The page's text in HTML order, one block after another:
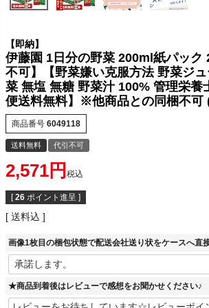
【即納】
伊藤園 1日分の野菜 200ml紙パック
不可】【野菜嫌い克服方法 野菜ジ
菜 無塩 無糖 野菜汁 100% 管理栄養
便送料無料】※他商品との同梱不可
商品番号 6049118
送料無料 代引不可
2,571 税込
[ 26 ポイント進呈 ]
送料込
画像1枚目の梱包状態で配送会社送り状をケースへ直
★商品到着後はレビューで感想をお聞かせください♪